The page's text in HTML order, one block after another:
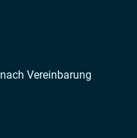
Vereinbarung